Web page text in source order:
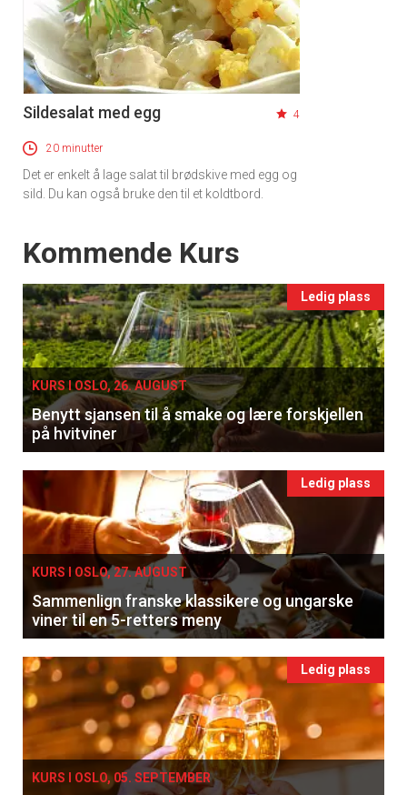
Sildesalat med egg 4
20 minutter
Det er enkelt å lage salat til brødskive med egg og
sild. Du kan også bruke den til et koldtbord.
Events
Kommende Kurs
Ledig plass
KURS I OSLO, 26. AUGUST
Benytt sjansen til å smake og lære forskjellen
på hvitviner
Ledig plass
KURS I OSLO, 27. AUGUST
Sammenlign franske klassikere og ungarske
viner til en 5-retters meny
Ledig plass
KURS I OSLO, 05. SEPTEMBER